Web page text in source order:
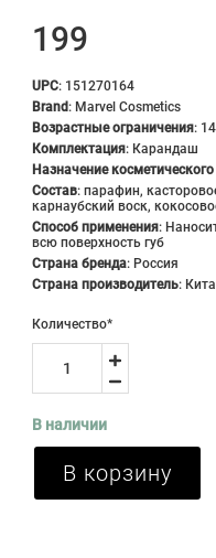
199
UPC: 151270164
Brand : Marvel Cosmetics
Возрастные ограничения:
Комплектация: Карандаш
Назначение косметического
Состав: парафин,
карнаубский воск,
Способ применения:
всю поверхность губ
Страна бренда: Россия
Страна производитель:
Количество*
В наличии
В корзину